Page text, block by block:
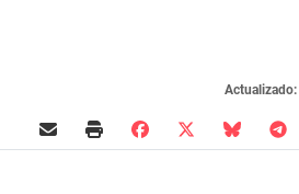
Actualizado: